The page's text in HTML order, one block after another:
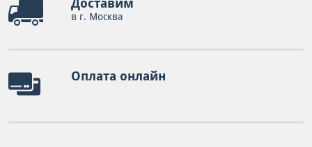
Доставим
в г. Москва
Оплата онлайн